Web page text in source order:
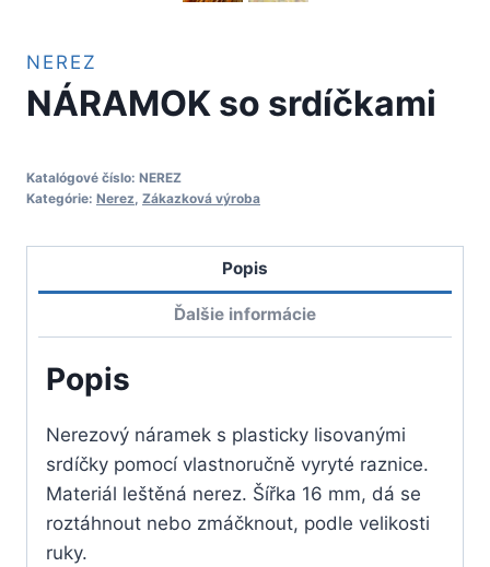
NEREZ
NÁRAMOK so srdíčkami
Katalógové číslo: NEREZ
Kategórie: Nerez, Zákazková výroba
Popis
Ďalšie informácie
Popis
Nerezový náramek s plasticky lisovanými
srdíčky pomocí vlastnoručně vyryté raznice.
Materiál leštěná nerez. Šířka 16 mm, dá se
roztáhnout nebo zmáčknout, podle velikosti
ruky.